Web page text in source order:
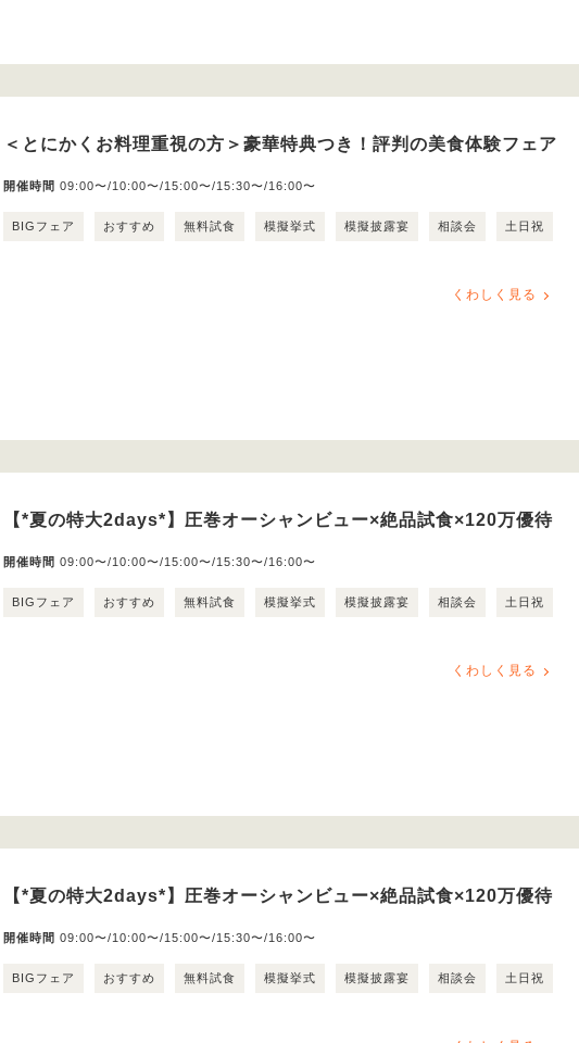
＜とにかくお料理重視の方＞豪華特典つき！評判の美食体験フェア
開催時間 09:00〜/10:00〜/15:00〜/15:30〜/16:00〜
BIGフェア おすすめ 無料試食 模擬挙式 模擬披露宴 相談会 土日祝
くわしく見る
【*夏の特大2days*】圧巻オーシャンビュー×絶品試食×120万優待
開催時間 09:00〜/10:00〜/15:00〜/15:30〜/16:00〜
BIGフェア おすすめ 無料試食 模擬挙式 模擬披露宴 相談会 土日祝
くわしく見る
【*夏の特大2days*】圧巻オーシャンビュー×絶品試食×120万優待
開催時間 09:00〜/10:00〜/15:00〜/15:30〜/16:00〜
BIGフェア おすすめ 無料試食 模擬挙式 模擬披露宴 相談会 土日祝